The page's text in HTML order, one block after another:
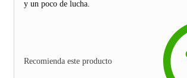
y un poco de lucha.
Recomienda este producto